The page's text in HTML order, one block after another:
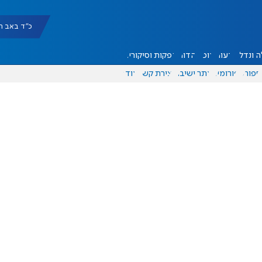
כ"ד באב תשפ"ו
ונדל"ן דעות אוכל יהדות הפקות וסיקורים
ספורט פורומים אתר ישיבה יצירת קשר עוד